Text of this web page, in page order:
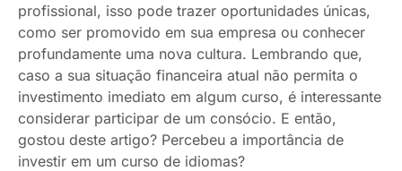
profissional, isso pode trazer oportunidades únicas,
como ser promovido em sua empresa ou conhecer
profundamente uma nova cultura. Lembrando que,
caso a sua situação financeira atual não permita o
investimento imediato em algum curso, é interessante
considerar participar de um consócio. E então,
gostou deste artigo? Percebeu a importância de
investir em um curso de idiomas?